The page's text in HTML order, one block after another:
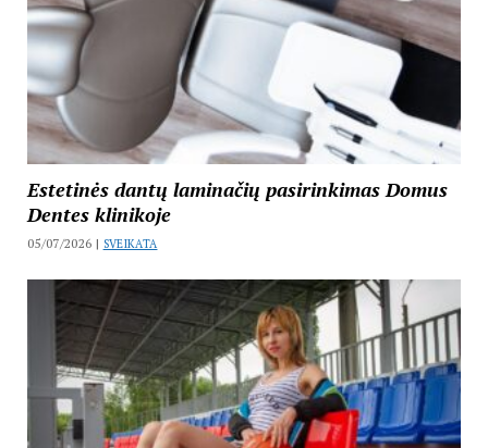
Estetinės dantų laminačių pasirinkimas Domus
Dentes klinikoje
05/07/2026 | SVEIKATA